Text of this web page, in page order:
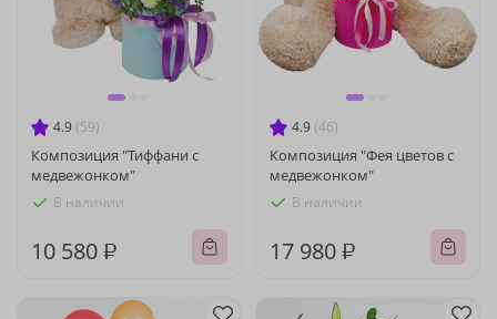
4.9 (59)
Композиция "Тиффани с
медвежонком"
В наличии
10 580 ₽
4.9 (46)
Композиция "Фея цветов с
медвежонком"
В наличии
17 980 ₽